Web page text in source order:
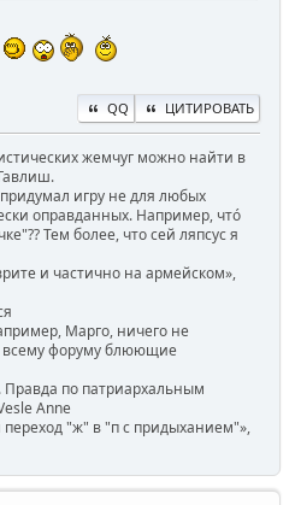
QQ ЦИТИРОВАТЬ
жемчуг можно найти в
игру не для любых
оправданных. Например, чтó
Тем более, что сей ляпсус я
и частично на армейском»,
Марго, ничего не
всему форуму блюющие
по патриархальным
Anne
"ж" в "п с придыханием"»,